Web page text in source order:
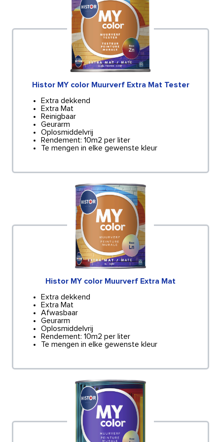
Histor MY color Muurverf Extra Mat Tester
Extra dekkend
Extra Mat
Reinigbaar
Geurarm
Oplosmiddelvrij
Rendement: 10m2 per liter
Te mengen in elke gewenste kleur
Histor MY color Muurverf Extra Mat
Extra dekkend
Extra Mat
Afwasbaar
Geurarm
Oplosmiddelvrij
Rendement: 10m2 per liter
Te mengen in elke gewenste kleur